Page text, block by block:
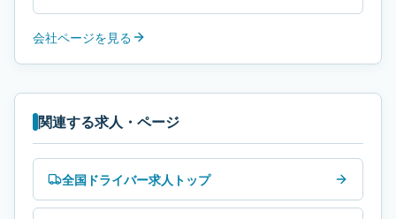
会社ページを見る
関連する求人・ページ
全国ドライバー求人トップ